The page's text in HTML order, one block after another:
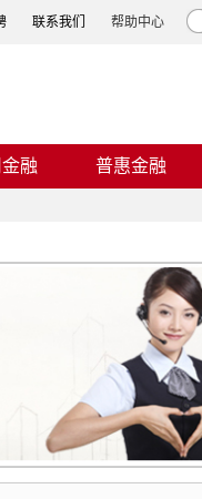
联系我们 帮助中心
融 普惠金融